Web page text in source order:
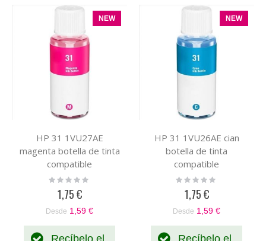
NEW
HP 31 1VU27AE
magenta botella de tinta
compatible
Rating:
1,75 €
Desde 1,59 €
NEW
HP 31 1VU26AE cian
botella de tinta
compatible
Rating:
1,75 €
Desde 1,59 €